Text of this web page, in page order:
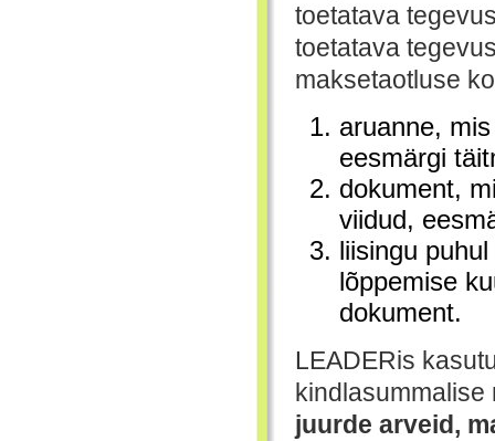
toetatava
toetatava
maksetaotluse
aruanne,
eesmärgi
dokument,
viidud,
liisingu
lõppemise
dokument.
LEADERis
juurde arveid,